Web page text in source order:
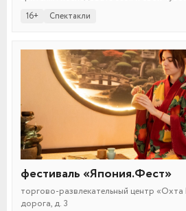
16+ Спектакли
фестиваль «Япония.Фест»
торгово-развлекательный центр
дорога, д. 3